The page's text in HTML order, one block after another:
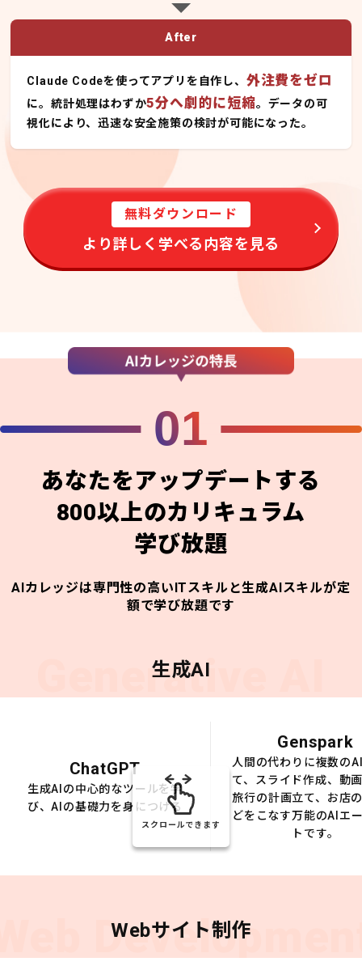
After
Claude Codeを使ってアプリを自作し、 外注費をゼロ
に。統計処理はわずか5分へ劇的に短縮。データの可
視化により、迅速な安全施策の検討が可能になった。
無料ダウンロード
より詳しく学べる内容を見る
01
あなたをアップデートする
800以上のカリキュラム
学び放題
AIカレッジは専門性の高いITスキルと生成AIスキルが定
額で学び放題です
Generative AI
生成AI
ChatGPT
生成AIの中心的なツールを学
び、AIの基礎力を身につける
Genspark
人間の代わりに複数の
て、スライド作成、動
旅行の計画立て、お店
どをこなす万能のAIエ
トです。
スクロールできます
Webサイト制作